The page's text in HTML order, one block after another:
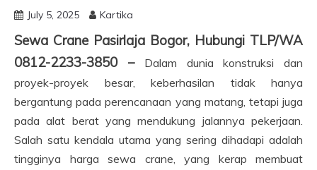
July 5, 2025 Kartika
Sewa Crane Pasirlaja Bogor, Hubungi TLP/WA
0812-2233-3850 –
Dalam dunia konstruksi dan
proyek-proyek besar, keberhasilan tidak hanya
bergantung pada perencanaan yang matang, tetapi juga
pada alat berat yang mendukung jalannya pekerjaan.
Salah satu kendala utama yang sering dihadapi adalah
tingginya harga sewa crane, yang kerap membuat